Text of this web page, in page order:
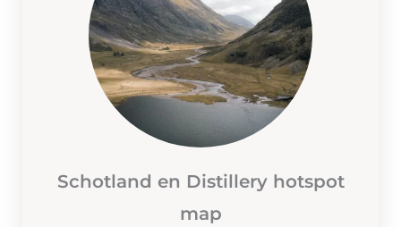
Schotland en Distillery hotspot
map